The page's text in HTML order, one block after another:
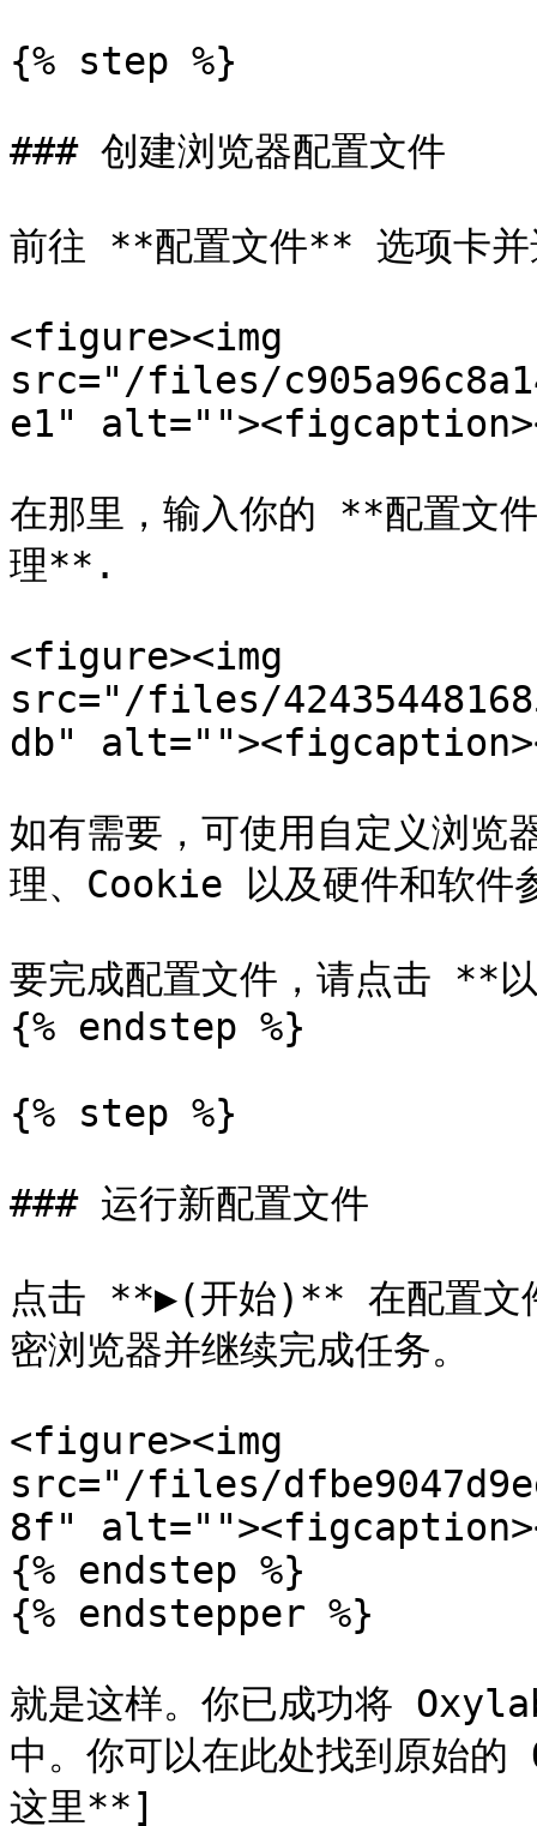
{% step %}
### 创建浏览器配置文件
前往 **配置文件** 选项卡
<figure><img
src="/files/
e1"
在那里，输入你的 **配置文
理**.
<figure><img
src="/files/
db"
如有需要，可使用自定义浏览
理、Cookie 以及硬件和软件
要完成配置文件，请点击 **
{% endstep %}
{% step %}
### 运行新配置文件
点击 **▶(开始)** 在配置文
密浏览器并继续完成任务。
<figure><img
src="/files/
8f"
{% endstep %}
{% endstepper %}
就是这样。你已成功将
中。你可以在此处找到原
这里**]